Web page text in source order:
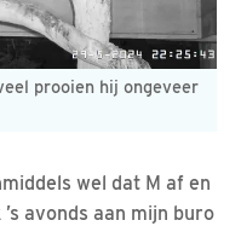
prooien hij ongeveer
wel dat M af en
avonds aan mijn buro